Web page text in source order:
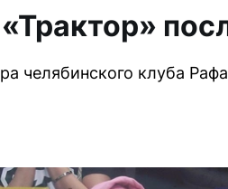
челябинского клуба